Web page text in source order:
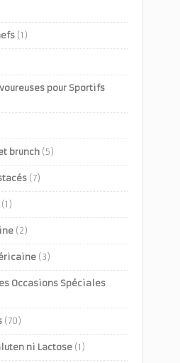
(1)
pour Sportifs
brunch (5)
(7)
(1)
(2)
(3)
Occasions Spéciales
(70)
ni Lactose (1)